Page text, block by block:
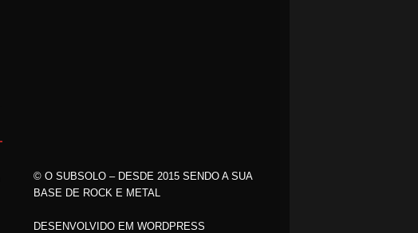
© O SUBSOLO – DESDE 2015 SENDO A SUA
BASE DE ROCK E METAL
DESENVOLVIDO EM WORDPRESS